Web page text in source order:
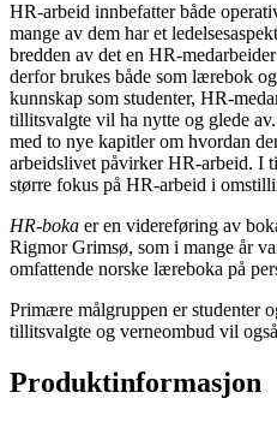
HR-arbeid innbefatter både
mange av dem har et
bredden av det en HR-
derfor brukes både som lærebok
kunnskap som studenter, HR-
tillitsvalgte vil ha nytte og glede
med to nye kapitler om hvordan
arbeidslivet påvirker HR-arbeid. I
større fokus på HR-arbeid i
HR-boka er en videreføring av
Rigmor Grimsø, som i mange år
omfattende norske læreboka på
Primære målgruppen er studenter
tillitsvalgte og verneombud vil
Produktinformasjon